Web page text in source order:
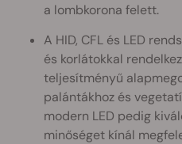
a lombkorona felett.
A HID, CFL és LED
és korlátokkal
teljesítményű
palántákhoz és
modern LED pedig
minőséget kínál